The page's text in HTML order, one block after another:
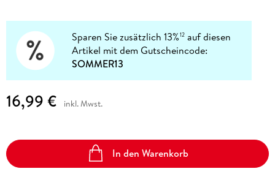
Sparen Sie zusätzlich 13%12 auf diesen
Artikel mit dem Gutscheincode:
SOMMER13
16,99 € inkl. Mwst.
In den Warenkorb